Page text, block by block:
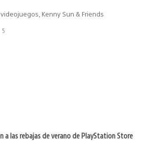
Kenny Sun & Friends
5
a las rebajas de verano de PlayStation Store